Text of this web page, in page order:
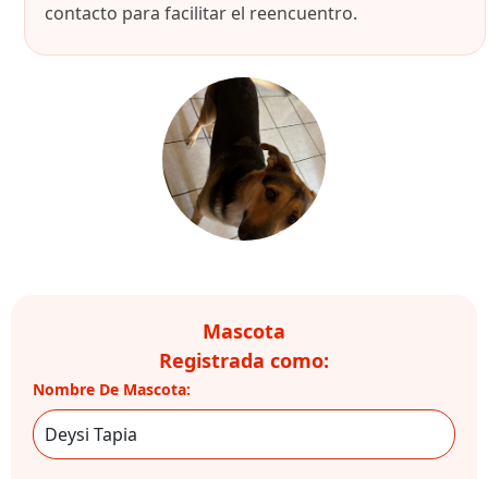
contacto para facilitar el reencuentro.
Mascota
Registrada como:
Nombre De Mascota: